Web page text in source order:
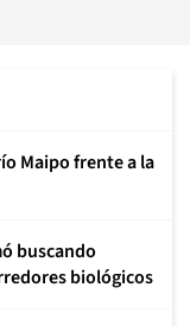
Maipo frente a la
buscando
biológicos